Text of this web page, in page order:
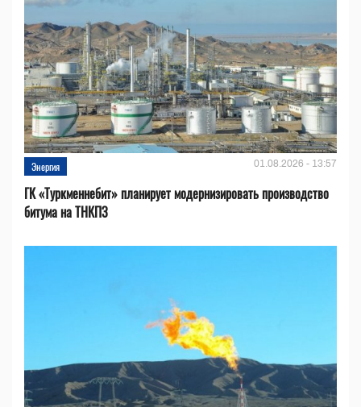
Энергия 01.08.2026 - 13:57
ГК «Туркменнебит» планирует модернизировать производство
битума на ТНКПЗ